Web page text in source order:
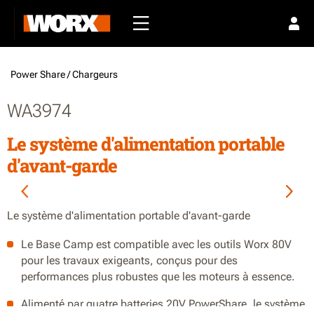
Power Share /Chargeurs
WA3974
Le système d'alimentation portable
d'avant-garde
Le système d'alimentation portable d'avant-garde
Le Base Camp est compatible avec les outils Worx 80V
pour les travaux exigeants, conçus pour des
performances plus robustes que les moteurs à essence.
Alimenté par quatre batteries 20V PowerShare, le système